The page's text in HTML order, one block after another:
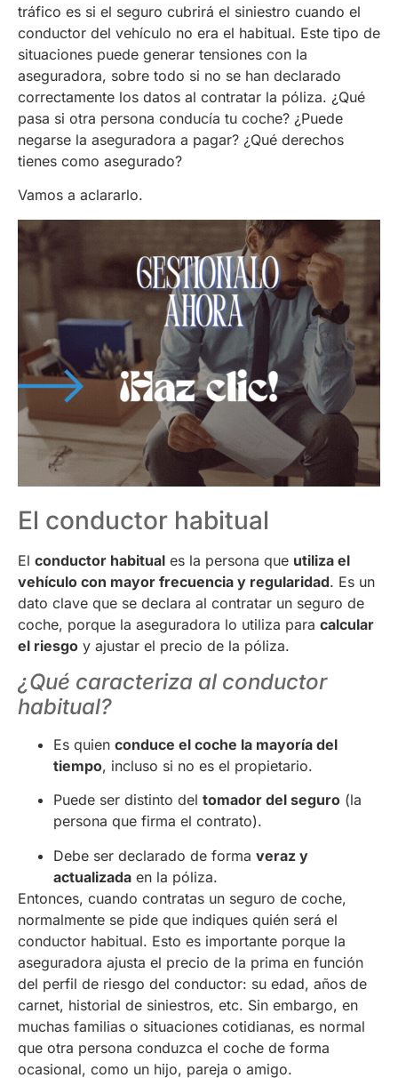
tráfico es si el seguro cubrirá el siniestro cuando el
conductor del vehículo no era el habitual. Este tipo de
situaciones puede generar tensiones con la
aseguradora, sobre todo si no se han declarado
correctamente los datos al contratar la póliza. ¿Qué
pasa si otra persona conducía tu coche? ¿Puede
negarse la aseguradora a pagar? ¿Qué derechos
tienes como asegurado?
Vamos a aclararlo.
El conductor habitual
El conductor habitual es la persona que utiliza el
vehículo con mayor frecuencia y regularidad. Es un
dato clave que se declara al contratar un seguro de
coche, porque la aseguradora lo utiliza para calcular
el riesgo y ajustar el precio de la póliza.
¿Qué caracteriza al conductor
habitual?
Es quien conduce el coche la mayoría del
tiempo, incluso si no es el propietario.
Puede ser distinto del tomador del seguro (la
persona que firma el contrato).
Debe ser declarado de forma veraz y
actualizada en la póliza.
Entonces, cuando contratas un seguro de coche,
normalmente se pide que indiques quién será el
conductor habitual. Esto es importante porque la
aseguradora ajusta el precio de la prima en función
del perfil de riesgo del conductor: su edad, años de
carnet, historial de siniestros, etc. Sin embargo, en
muchas familias o situaciones cotidianas, es normal
que otra persona conduzca el coche de forma
ocasional, como un hijo, pareja o amigo.